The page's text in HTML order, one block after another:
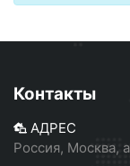
Контакты
АДРЕС
Россия, Москва,